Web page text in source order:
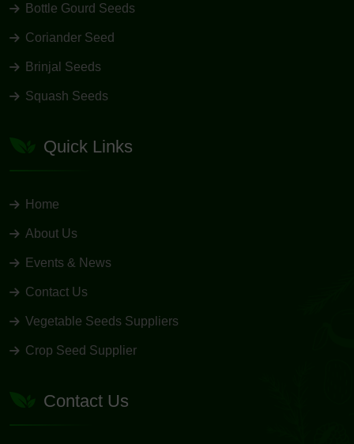
Bottle Gourd Seeds
Coriander Seed
Brinjal Seeds
Squash Seeds
Quick Links
Home
About Us
Events & News
Contact Us
Vegetable Seeds Suppliers
Crop Seed Supplier
Contact Us